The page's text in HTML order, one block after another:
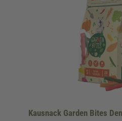
Kausnack Garden Bites